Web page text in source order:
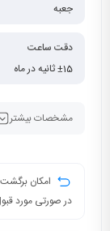
جعبه
دقت ساعت
±15 ثانیه در ماه
مشخصات بیشتر
امکان
در صورتی مورد